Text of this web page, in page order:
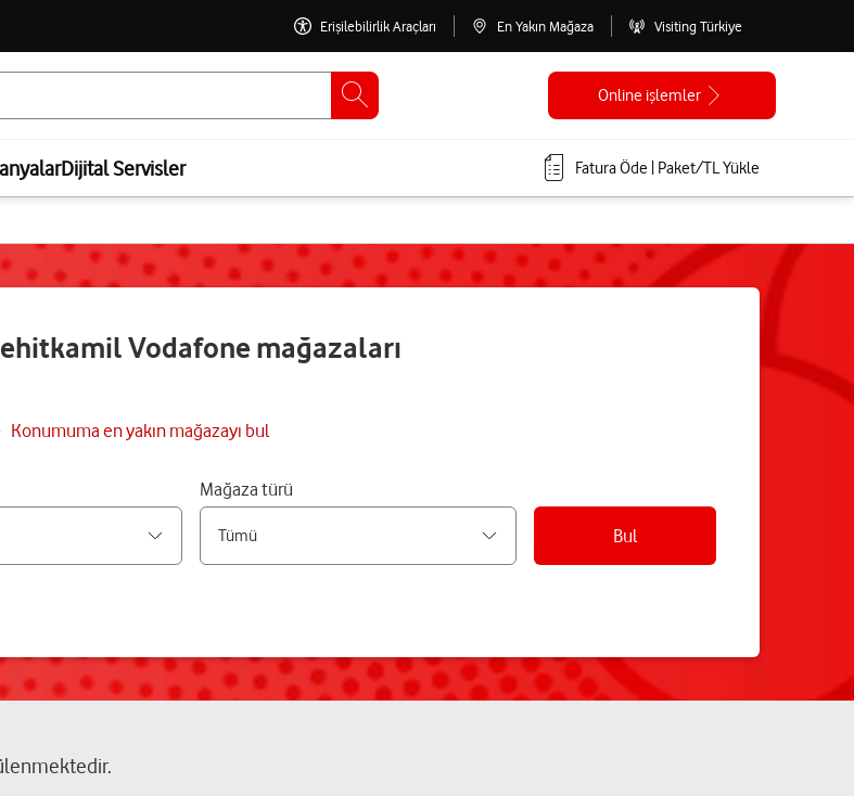
Erişilebilirlik Araçları En Yakın Mağaza Visiting Türkiye
Online işlemler
Dijital Servisler Fatura Öde | Paket/TL Yükle
Vodafone mağazaları
Konumuma en yakın mağazayı bul
Mağaza türü
Bul